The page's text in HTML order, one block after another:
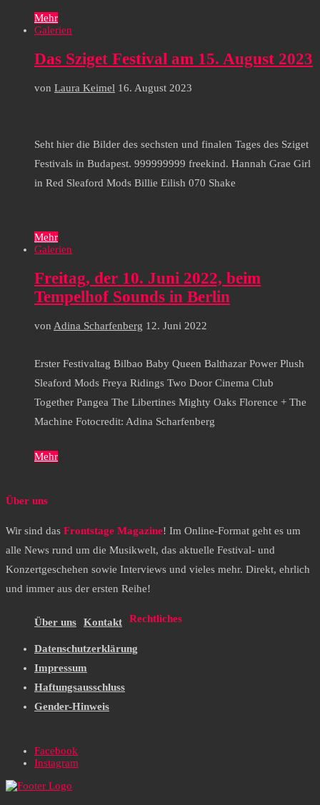
Mehr
Galerien
Das Sziget Festival am 15. August 2023
von Laura Keimel 16. August 2023
Seht hier die Bilder des sechsten und finalen Tages des Sziget
Festivals in Budapest. 999999999 freekind. Hannah Grae Girl
in Red Sleaford Mods Billie Eilish 070 Shake
Mehr
Galerien
Freitag, der 10. Juni 2022, beim
Tempelhof Sounds in Berlin
von Adina Scharfenberg 12. Juni 2022
Erster Festivaltag Bilbao Baby Queen Balthazar Power Plush
Sleaford Mods Freya Ridings Two Door Cinema Club
Together Pangea The Libertines Mighty Oaks Florence + The
Machine Fotocredit: Adina Scharfenberg
Mehr
Über uns
Wir sind das Frontstage Magazine! Im Online-Format geht es um
alle News rund um die Musikwelt, das aktuelle Festival- und
Konzertgeschehen sowie Interviews und vieles mehr. Direkt, ehrlich
und immer aus der ersten Reihe!
Über uns Kontakt Rechtliches
Datenschutzerklärung
Impressum
Haftungsausschluss
Gender-Hinweis
Facebook
Instagram